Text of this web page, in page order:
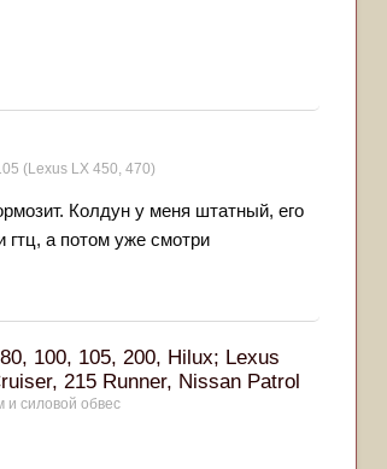
(Lexus LX 450, 470)
Колдун у меня штатный, его
гтц, а потом уже смотри
100, 105, 200, Hilux; Lexus
215 Runner, Nissan Patrol
и силовой обвес